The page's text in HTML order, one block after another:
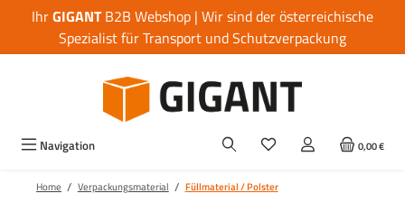
Zum Hauptinhalt springen
IhrGIGANTB2B Webshop | Wir sind der österreichische
Spezialist für Transport und Schutzverpackung
Navigation 0,00 €
Home / Verpackungsmaterial / Füllmaterial / Polster